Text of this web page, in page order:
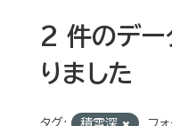
2 件のデー
りました
タグ: 積雪深 フォ